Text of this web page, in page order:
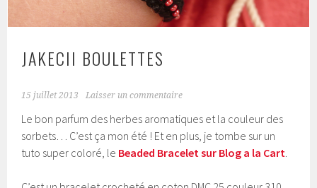
JAKECII BOULETTES
15 juillet 2013 Laisser un commentaire
Le bon parfum des herbes aromatiques et la couleur des
sorbets… C’est ça mon été ! Et en plus, je tombe sur un
tuto super coloré, le Beaded Bracelet sur Blog a la Cart.